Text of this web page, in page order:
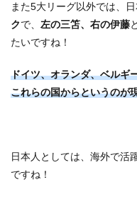
また5大リーグ以外では、
クで、 左の三笘、右の伊藤
たいですね！
ドイツ、オランダ、ベルギ
これらの国からというのが
日本人としては、海外で活
ですね！